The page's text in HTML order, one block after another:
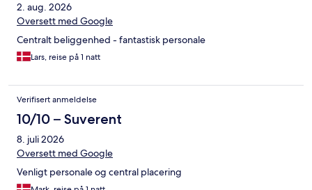
2. aug. 2026
Oversett med Google
Centralt beliggenhed - fantastisk personale
Lars, reise på 1 natt
Verifisert anmeldelse
10/10 – Suverent
8. juli 2026
Oversett med Google
Venligt personale og central placering